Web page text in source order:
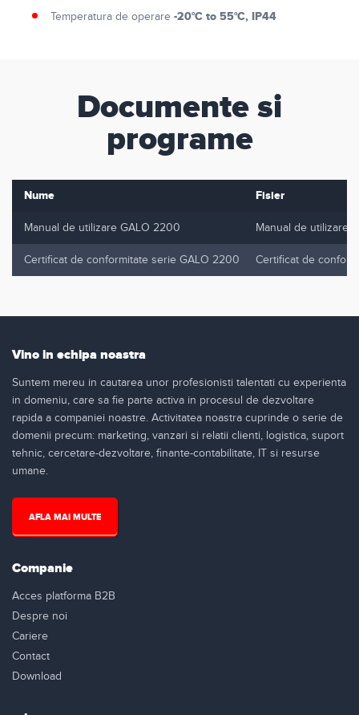
Temperatura de operare -20°C to 55°C, IP44
Documente si
programe
Nume Fisier
Manual de utilizare GALO 2200 Manual de utilizare
Certificat de conformitate serie GALO 2200 Certificat de
Vino in echipa noastra
Suntem mereu in cautarea unor profesionisti talentati cu experienta
in domeniu, care sa fie parte activa in procesul de dezvoltare
rapida a companiei noastre. Activitatea noastra cuprinde o serie de
domenii precum: marketing, vanzari si relatii clienti, logistica, suport
tehnic, cercetare-dezvoltare, finante-contabilitate, IT si resurse
umane.
AFLA MAI MULTE
Companie
Acces platforma B2B
Despre noi
Cariere
Contact
Download